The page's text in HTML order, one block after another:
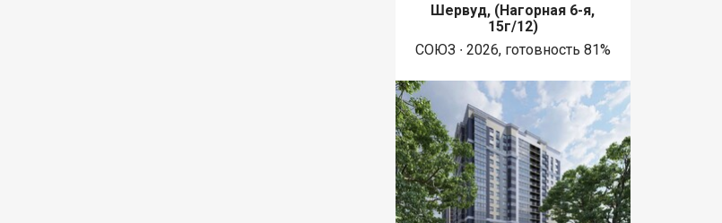
Шервуд, (Нагорная 6-я,
15г/12)
СОЮЗ ∙ 2026, готовность 81%